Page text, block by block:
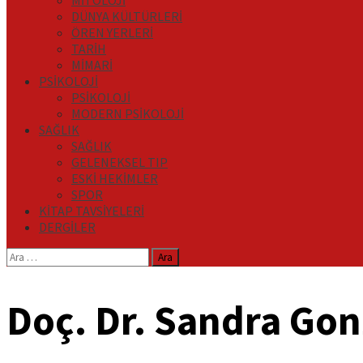
DÜNYA KÜLTÜRLERİ
ÖREN YERLERİ
TARİH
MİMARİ
PSİKOLOJİ
PSİKOLOJİ
MODERN PSİKOLOJİ
SAĞLIK
SAĞLIK
GELENEKSEL TIP
ESKİ HEKİMLER
SPOR
KİTAP TAVSİYELERİ
DERGİLER
Arama:
Doç. Dr. Sandra